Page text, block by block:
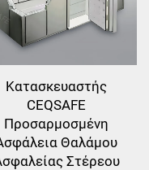
Κατασκευαστής
CEQSAFE
Προσαρμοσμένη
Θαλάμου
Στέρεου